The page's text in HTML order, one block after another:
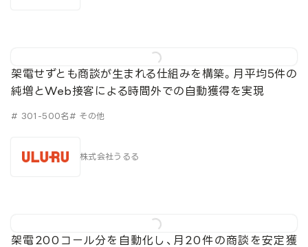
架電せずとも商談が生まれる仕組みを構築。月平均5件の
純増とWeb接客による時間外での自動獲得を実現
# 301-500名# その他
株式会社うるる
架電200コール分を自動化し、月20件の商談を安定獲